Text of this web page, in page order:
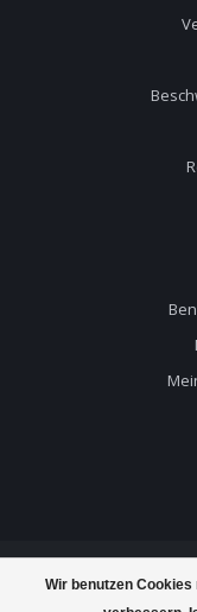
Wir benutzen